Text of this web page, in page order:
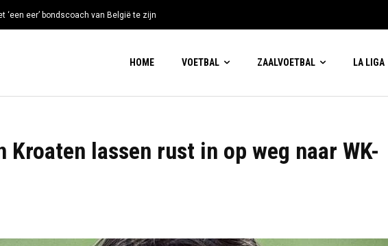
‘een eer’ bondscoach van België te zijn
HOME VOETBAL ZAALVOETBAL LA LIGA
Kroaten lassen rust in op weg naar WK-